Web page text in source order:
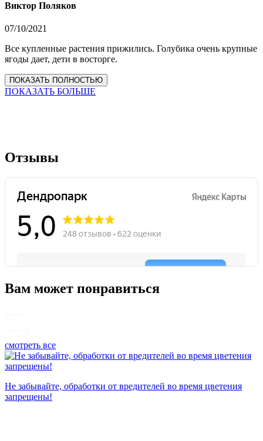
Виктор Поляков
07/10/2021
Все купленные растения прижились. Голубика очень крупные
ягоды дает, дети в восторге.
ПОКАЗАТЬ ПОЛНОСТЬЮ
ПОКАЗАТЬ БОЛЬШЕ
Отзывы
Вам может понравиться
смотреть все
Не забывайте, обработки от вредителей во время цветения
запрещены!